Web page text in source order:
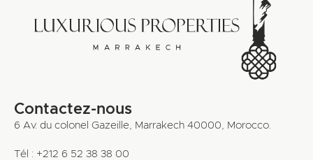
Contactez-nous
6 Av. du colonel Gazeille, Marrakech 40000, Morocco.
Tél : +212 6 52 38 38 00